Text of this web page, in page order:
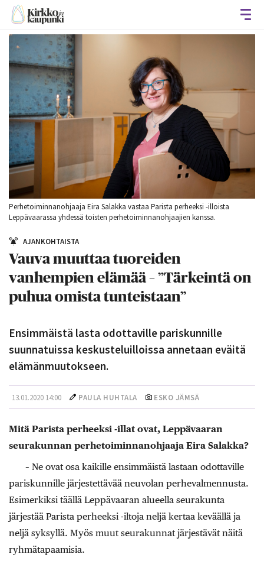
Perhetoiminnanohjaaja Eira Salakka vastaa Parista perheeksi -illoista
Leppävaarassa yhdessä toisten perhetoiminnanohjaajien kanssa.
AJANKOHTAISTA
Vauva muuttaa tuoreiden
vanhempien elämää – ”Tärkeintä on
puhua omista tunteistaan”
Ensimmäistä lasta odottaville pariskunnille
suunnatuissa keskusteluilloissa annetaan eväitä
elämänmuutokseen.
13.01.2020 14:00 PAULA HUHTALA ESKO JÄMSÄ
Mitä Parista perheeksi -illat ovat, Leppävaaran
seurakunnan perhetoiminnanohjaaja Eira Salakka?
– Ne ovat osa kaikille ensimmäistä lastaan odottaville
pariskunnille järjestettävää neuvolan perhevalmennusta.
Esimerkiksi täällä Leppävaaran alueella seurakunta
järjestää Parista perheeksi -iltoja neljä kertaa keväällä ja
neljä syksyllä. Myös muut seurakunnat järjestävät näitä
ryhmätapaamisia.